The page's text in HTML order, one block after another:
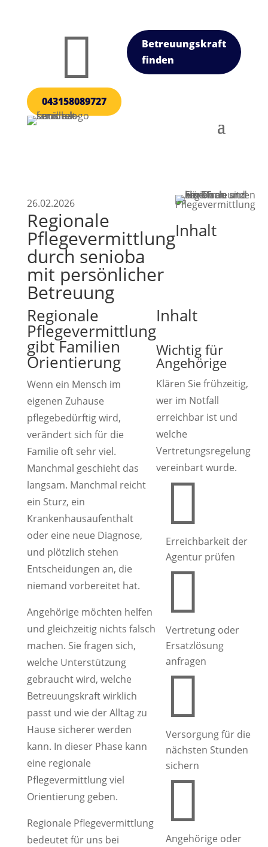

043158089727
Betreuungskraft
finden
26.02.2026
Regionale
Pflegevermittlung
durch senioba
mit persönlicher
Betreuung
Inhalt
Regionale
Pflegevermittlung
gibt Familien
Orientierung
Wenn ein Mensch im
eigenen Zuhause
pflegebedürftig wird,
verändert sich für die
Familie oft sehr viel.
Manchmal geschieht das
langsam. Manchmal reicht
ein Sturz, ein
Krankenhausaufenthalt
oder eine neue Diagnose,
und plötzlich stehen
Entscheidungen an, die
niemand vorbereitet hat.
Angehörige möchten helfen
und gleichzeitig nichts falsch
machen. Sie fragen sich,
welche Unterstützung
gebraucht wird, welche
Betreuungskraft wirklich
passt und wie der Alltag zu
Hause sicherer werden
kann. In dieser Phase kann
eine regionale
Pflegevermittlung viel
Orientierung geben.
Regionale Pflegevermittlung
bedeutet für uns bei
Inhalt
Wichtig für
Angehörige
Klären Sie frühzeitig,
wer im Notfall
erreichbar ist und
welche
Vertretungsregelung
vereinbart wurde.

Erreichbarkeit der
Agentur prüfen

Vertretung oder
Ersatzlösung
anfragen

Versorgung für die
nächsten Stunden
sichern

Angehörige oder